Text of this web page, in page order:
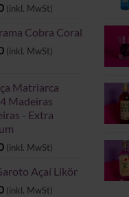
(inkl. MwSt)
Cobra Coral
(inkl. MwSt)
Matriarca
Madeiras
- Extra
(inkl. MwSt)
Açaí Likör
(inkl. MwSt)